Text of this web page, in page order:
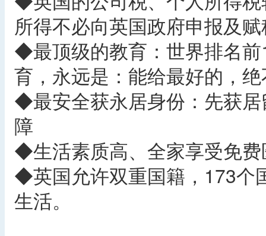
所得不必向英国政府申报及
◆最顶级的教育：世界排名
育，永远是：能给最好的，
◆最安全获永居身份：先获
障
◆生活素质高、全家享受免
◆英国允许双重国籍，173个
生活。